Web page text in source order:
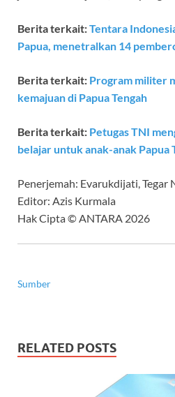
Berita terkait:Tentara
Papua, menetralkan 14
Berita terkait: Program militer
kemajuan di Papua Tengah
Berita terkait: Petugas TNI
belajar untuk anak-anak Papua
Penerjemah: Evarukdijati, Tegar
Editor: Azis Kurmala
Hak Cipta © ANTARA 2026
Sumber
RELATED POSTS